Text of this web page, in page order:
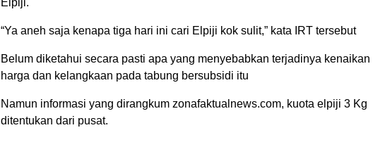
Elpiji.
“Ya aneh saja kenapa tiga hari ini cari Elpiji kok sulit,” kata IRT tersebut
Belum diketahui secara pasti apa yang menyebabkan terjadinya kenaikan
harga dan kelangkaan pada tabung bersubsidi itu
Namun informasi yang dirangkum zonafaktualnews.com, kuota elpiji 3 Kg
ditentukan dari pusat.